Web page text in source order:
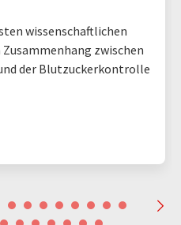
wissenschaftlichen
zwischen
der Blutzuckerkontrolle